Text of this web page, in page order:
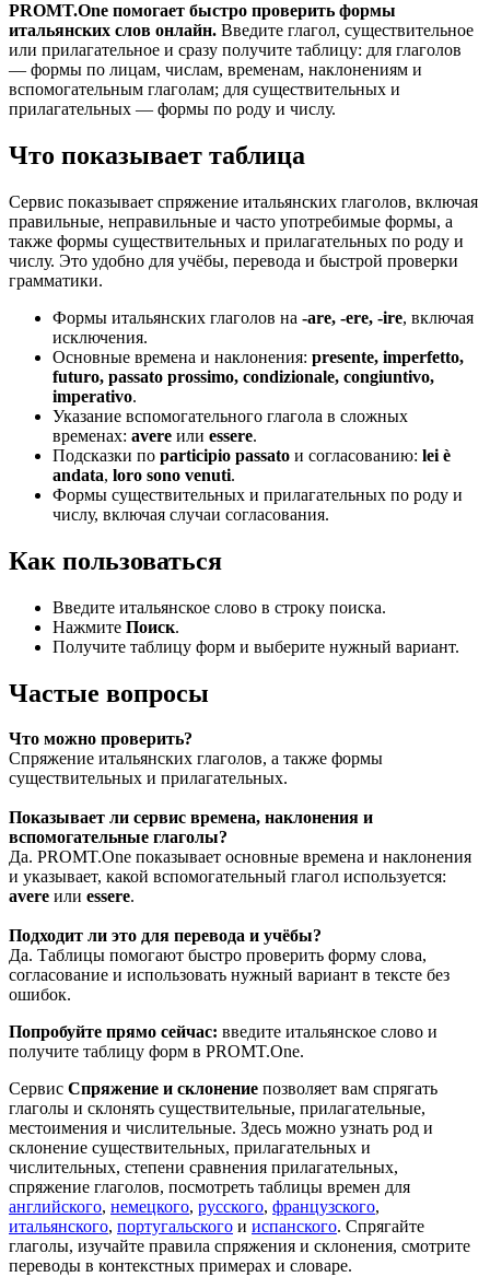
PROMT.One помогает быстро проверить формы
итальянских слов онлайн. Введите глагол, существительное
или прилагательное и сразу получите таблицу: для глаголов
— формы по лицам, числам, временам, наклонениям и
вспомогательным глаголам; для существительных и
прилагательных — формы по роду и числу.
Что показывает таблица
Сервис показывает спряжение итальянских глаголов, включая
правильные, неправильные и часто употребимые формы, а
также формы существительных и прилагательных по роду и
числу. Это удобно для учёбы, перевода и быстрой проверки
грамматики.
Формы итальянских глаголов на -are, -ere, -ire, включая
исключения.
Основные времена и наклонения: presente, imperfetto,
futuro, passato prossimo, condizionale, congiuntivo,
imperativo.
Указание вспомогательного глагола в сложных
временах: avere или essere.
Подсказки по participio passato и согласованию: lei è
andata, loro sono venuti.
Формы существительных и прилагательных по роду и
числу, включая случаи согласования.
Как пользоваться
Введите итальянское слово в строку поиска.
Нажмите Поиск.
Получите таблицу форм и выберите нужный вариант.
Частые вопросы
Что можно проверить?
Спряжение итальянских глаголов, а также формы
существительных и прилагательных.
Показывает ли сервис времена, наклонения и
вспомогательные глаголы?
Да. PROMT.One показывает основные времена и наклонения
и указывает, какой вспомогательный глагол используется:
avere или essere.
Подходит ли это для перевода и учёбы?
Да. Таблицы помогают быстро проверить форму слова,
согласование и использовать нужный вариант в тексте без
ошибок.
Попробуйте прямо сейчас: введите итальянское слово и
получите таблицу форм в PROMT.One.
Сервис Спряжение и склонение позволяет вам спрягать
глаголы и склонять существительные, прилагательные,
местоимения и числительные. Здесь можно узнать род и
склонение существительных, прилагательных и
числительных, степени сравнения прилагательных,
спряжение глаголов, посмотреть таблицы времен для
английского, немецкого, русского, французского,
итальянского, португальского и испанского. Спрягайте
глаголы, изучайте правила спряжения и склонения, смотрите
переводы в контекстных примерах и словаре.